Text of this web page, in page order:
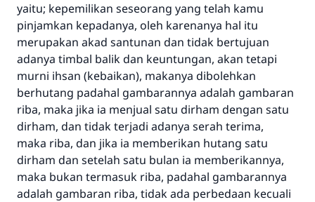
yaitu; kepemilikan seseorang yang telah kamu
pinjamkan kepadanya, oleh karenanya hal itu
merupakan akad santunan dan tidak bertujuan
adanya timbal balik dan keuntungan, akan tetapi
murni ihsan (kebaikan), makanya dibolehkan
berhutang padahal gambarannya adalah gambaran
riba, maka jika ia menjual satu dirham dengan satu
dirham, dan tidak terjadi adanya serah terima,
maka riba, dan jika ia memberikan hutang satu
dirham dan setelah satu bulan ia memberikannya,
maka bukan termasuk riba, padahal gambarannya
adalah gambaran riba, tidak ada perbedaan kecuali